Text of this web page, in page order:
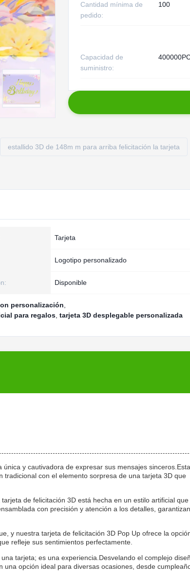
Cantidad mínima de
pedido:
100
Capacidad de
suministro:
estallido 3D de 148m m para arriba felicitación la tarjeta
Tarjeta
Logotipo personalizado
Disponible
personalización
para regalos tarjeta 3D desplegable personalizada
y cautivadora de expresar sus mensajes sinceros.Esta
con el elemento sorpresa de una tarjeta 3D que
de felicitación 3D está hecha en un estilo artificial que
con precisión y atención a los detalles,
y nuestra tarjeta de felicitación 3D Pop Up ofrece la
refleje sus sentimientos perfectamente.
tarjeta; es una experiencia.Desvelando el complejo
opción ideal para diversas ocasiones, desde